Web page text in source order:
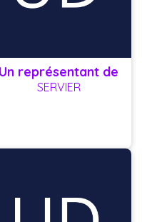
Un représentant de
SERVIER